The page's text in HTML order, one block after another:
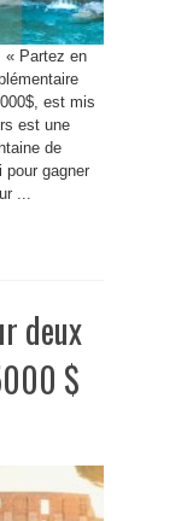
« Partez en
est mis
est une
de
gagner
...
deux
$